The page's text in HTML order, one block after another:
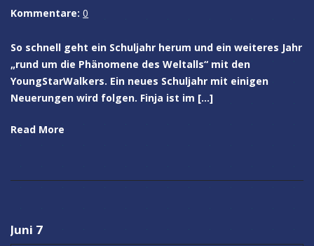
Kommentare: 0
So schnell geht ein Schuljahr herum und ein weiteres Jahr
„rund um die Phänomene des Weltalls“ mit den
YoungStarWalkers. Ein neues Schuljahr mit einigen
Neuerungen wird folgen. Finja ist im […]
Read More
Juni 7